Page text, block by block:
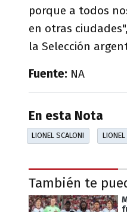
porque a todos
en otras
la Selección
Fuente: NA
En esta Nota
LIONEL SCALONI LIONEL
También te